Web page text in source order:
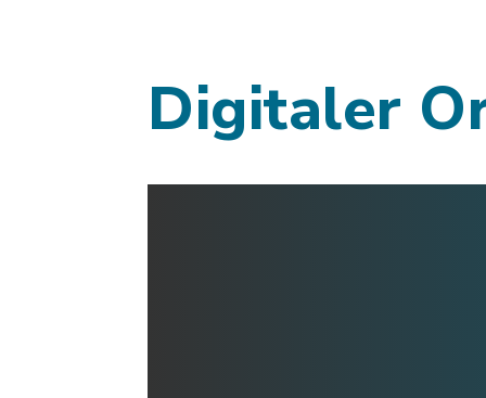
Digitaler